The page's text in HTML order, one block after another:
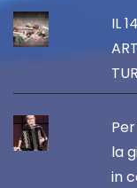
IL
la
in